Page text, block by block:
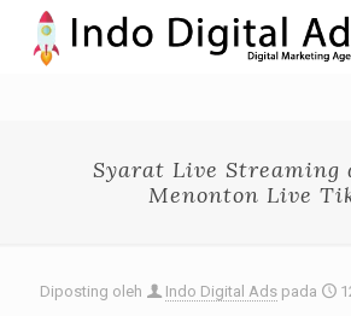
Syarat Live Streaming
Menonton Live
Diposting oleh Indo Digital Ads pada